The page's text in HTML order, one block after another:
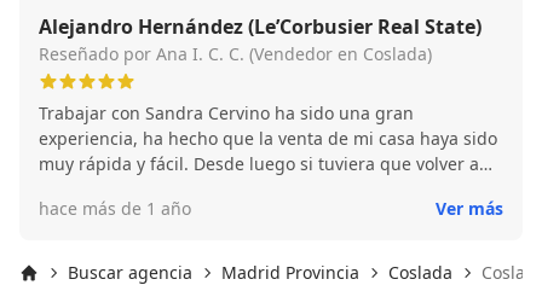
Alejandro Hernández (Le’Corbusier Real State)
Reseñado por Ana I. C. C. (Vendedor en Coslada)
Trabajar con Sandra Cervino ha sido una gran
experiencia, ha hecho que la venta de mi casa haya sido
muy rápida y fácil. Desde luego si tuviera que volver a
ella.
hace más de 1 año Ver más
Buscar agencia Madrid Provincia Coslada